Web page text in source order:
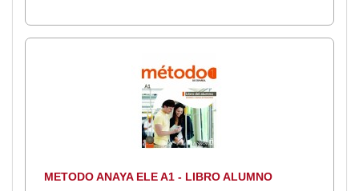
METODO ANAYA ELE A1 - LIBRO ALUMNO